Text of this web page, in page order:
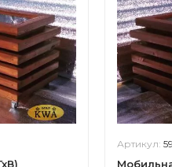
Артикул: